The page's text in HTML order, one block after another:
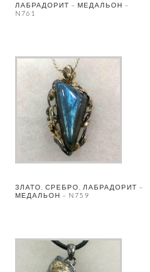
ЛАБРАДОРИТ – МЕДАЛЬОН –
N761
ЗЛАТО, СРЕБРО, ЛАБРАДОРИТ –
МЕДАЛЬОН – N759